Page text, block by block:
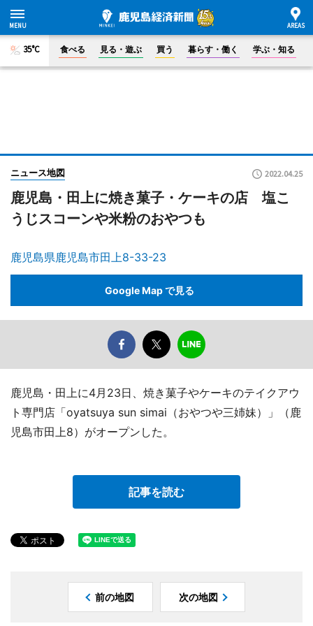
35°C 食べる 見る・遊ぶ 買う 暮らす・働く 学ぶ・知る
ニュース地図 2022.04.25
鹿児島・田上に焼き菓子・ケーキの店 塩こ
うじスコーンや米粉のおやつも
鹿児島県鹿児島市田上8-33-23
Google Map で見る
鹿児島・田上に4月23日、焼き菓子やケーキのテイクアウ
ト専門店「oyatsuya sun simai（おやつや三姉妹）」（鹿
児島市田上8）がオープンした。
記事を読む
前の地図 次の地図